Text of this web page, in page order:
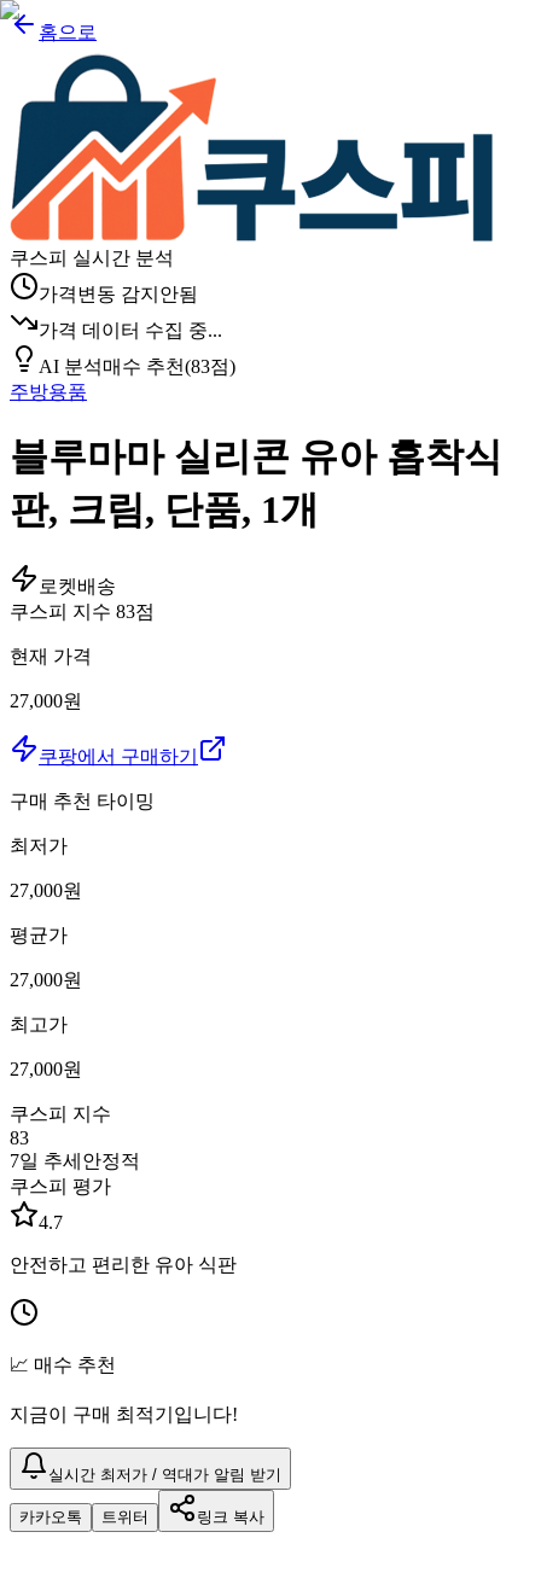
홈으로
쿠스피 실시간 분석
가격변동 감지안됨
가격 데이터 수집 중...
AI 분석매수 추천(83점)
주방용품
블루마마 실리콘 유아 흡착식
판, 크림, 단품, 1개
로켓배송
쿠스피 지수 83점
현재 가격
27,000원
쿠팡에서 구매하기
구매 추천 타이밍
최저가
27,000원
평균가
27,000원
최고가
27,000원
쿠스피 지수
83
7일 추세 안정적
쿠스피 평가
4.7
안전하고 편리한 유아 식판
📈 매수 추천
지금이 구매 최적기입니다!
실시간 최저가 / 역대가 알림 받기
카카오톡 트위터 링크 복사